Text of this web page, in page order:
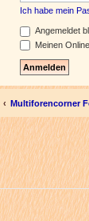
Ich habe mein
Angemeldet
Meinen
Multiforencorner